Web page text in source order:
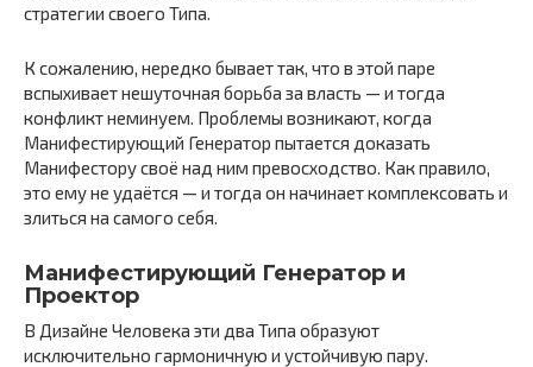
стратегии своего Типа.
К сожалению, нередко бывает так, что в этой паре
вспыхивает нешуточная борьба за власть — и тогда
конфликт неминуем. Проблемы возникают, когда
Манифестирующий Генератор пытается доказать
Манифестору своё над ним превосходство. Как правило,
это ему не удаётся — и тогда он начинает комплексовать и
злиться на самого себя.
Манифестирующий Генератор и
Проектор
В Дизайне Человека эти два Типа образуют
исключительно гармоничную и устойчивую пару.